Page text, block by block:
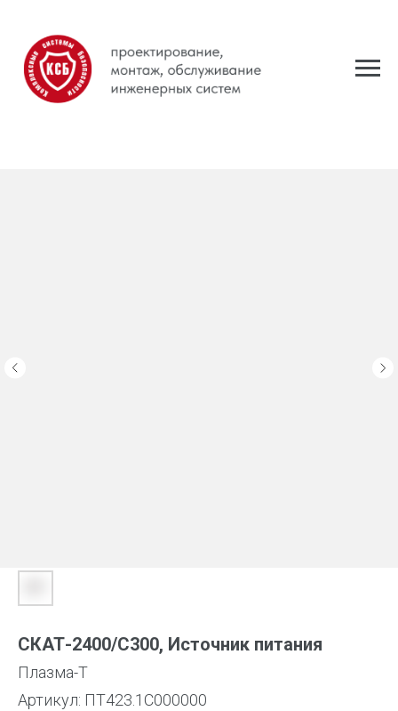
СКАТ-2400/С300, Источник питания
Плазма-Т
Артикул: ПТ423.1С000000